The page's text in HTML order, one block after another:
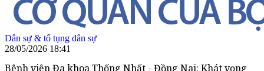
Dân sự & tố tụng dân sự
28/05/2026 18:41
Bệnh viện Đa khoa Thống Nhất - Đồng Nai: Khát vọng